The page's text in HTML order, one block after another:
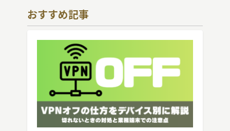
おすすめ記事